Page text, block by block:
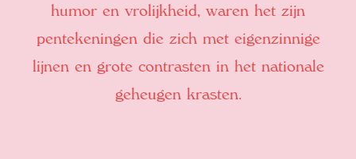
humor en vrolijkheid, waren het zijn
pentekeningen die zich met eigenzinnige
lijnen en grote contrasten in het nationale
geheugen krasten.